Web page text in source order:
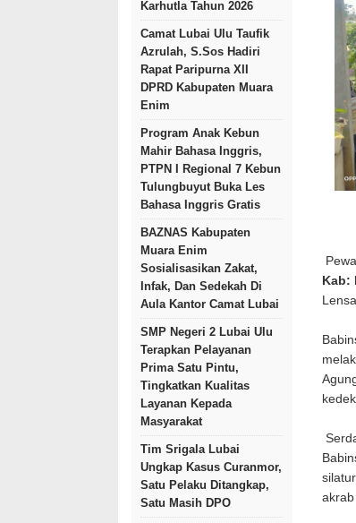
Karhutla Tahun 2026
Camat Lubai Ulu Taufik
Azrulah, S.Sos Hadiri
Rapat Paripurna XII
DPRD Kabupaten Muara
Enim
Program Anak Kebun
Mahir Bahasa Inggris,
PTPN I Regional 7 Kebun
Tulungbuyut Buka Les
Bahasa Inggris Gratis
BAZNAS Kabupaten
Muara Enim
Sosialisasikan Zakat,
Infak, Dan Sedekah Di
Aula Kantor Camat Lubai
SMP Negeri 2 Lubai Ulu
Terapkan Pelayanan
Prima Satu Pintu,
Tingkatkan Kualitas
Layanan Kepada
Masyarakat
Tim Srigala Lubai
Ungkap Kasus Curanmor,
Satu Pelaku Ditangkap,
Satu Masih DPO
Kab:
akrab